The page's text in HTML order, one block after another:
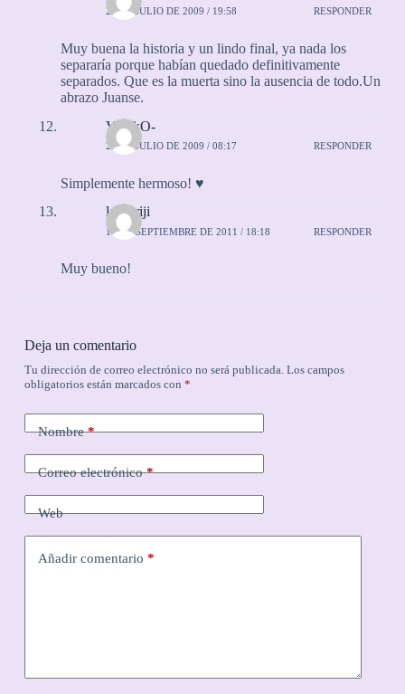
26 DE JULIO DE 2009 / 19:58 RESPONDER
Muy buena la historia y un lindo final, ya nada los
separaría porque habían quedado definitivamente
separados. Que es la muerta sino la ausencia de todo.Un
abrazo Juanse.
ViiCkO-
29 DE JULIO DE 2009 / 08:17 RESPONDER
Simplemente hermoso! ♥
lauriiriji
16 DE SEPTIEMBRE DE 2011 / 18:18 RESPONDER
Muy bueno!
Deja un comentario
Tu dirección de correo electrónico no será publicada. Los campos
obligatorios están marcados con *
Nombre*
Correo electrónico*
Web
Añadir comentario *